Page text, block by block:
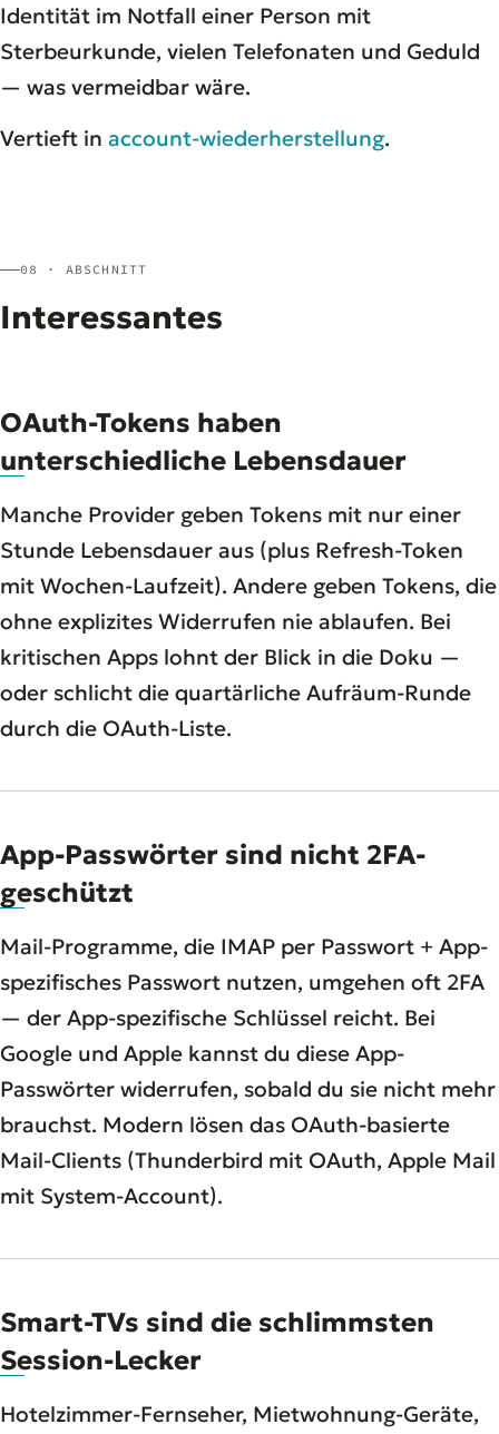
Identität im Notfall einer Person mit
Sterbeurkunde, vielen Telefonaten und Geduld
— was vermeidbar wäre.
Vertieft in account-wiederherstellung.
08 · ABSCHNITT
Interessantes
OAuth-Tokens haben
unterschiedliche Lebensdauer
Manche Provider geben Tokens mit nur einer
Stunde Lebensdauer aus (plus Refresh-Token
mit Wochen-Laufzeit). Andere geben Tokens, die
ohne explizites Widerrufen nie ablaufen. Bei
kritischen Apps lohnt der Blick in die Doku —
oder schlicht die quartärliche Aufräum-Runde
durch die OAuth-Liste.
App-Passwörter sind nicht 2FA-
geschützt
Mail-Programme, die IMAP per Passwort + App-
spezifisches Passwort nutzen, umgehen oft 2FA
— der App-spezifische Schlüssel reicht. Bei
Google und Apple kannst du diese App-
Passwörter widerrufen, sobald du sie nicht mehr
brauchst. Modern lösen das OAuth-basierte
Mail-Clients (Thunderbird mit OAuth, Apple Mail
mit System-Account).
Smart-TVs sind die schlimmsten
Session-Lecker
Hotelzimmer-Fernseher, Mietwohnung-Geräte,